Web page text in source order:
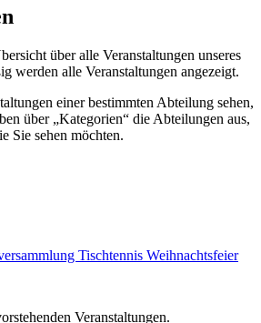
über alle Veranstaltungen unseres
werden alle Veranstaltungen angezeigt.
einer bestimmten Abteilung sehen,
über „Kategorien“ die Abteilungen aus,
Sie sehen möchten.
Tischtennis Weihnachtsfeier
Veranstaltungen.